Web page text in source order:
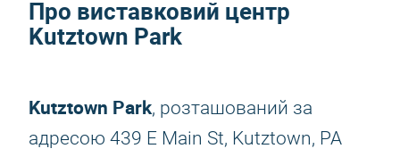
Про виставковий центр
Kutztown Park
Kutztown Park, розташований за
адресою 439 E Main St, Kutztown, PA